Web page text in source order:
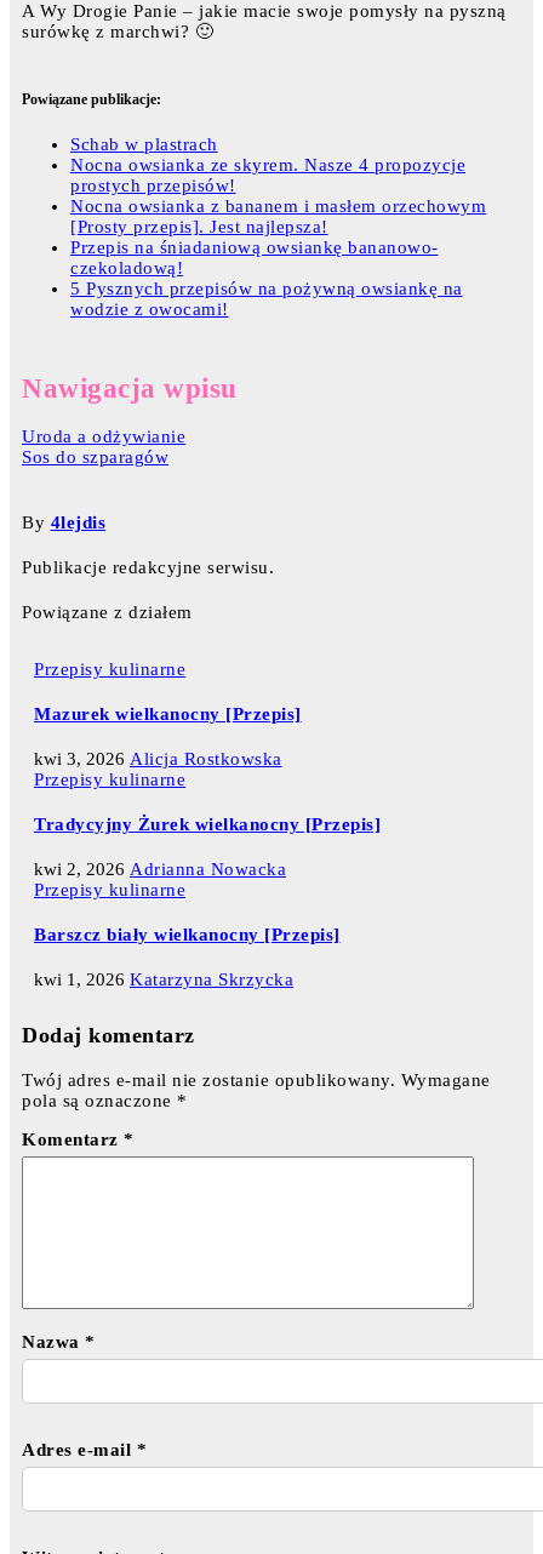
A Wy Drogie Panie – jakie macie swoje pomysły na pyszną
surówkę z marchwi? 🙂
Powiązane publikacje:
Schab w plastrach
Nocna owsianka ze skyrem. Nasze 4 propozycje
prostych przepisów!
Nocna owsianka z bananem i masłem orzechowym
[Prosty przepis]. Jest najlepsza!
Przepis na śniadaniową owsiankę bananowo-
czekoladową!
5 Pysznych przepisów na pożywną owsiankę na
wodzie z owocami!
Nawigacja wpisu
Uroda a odżywianie
Sos do szparagów
By 4lejdis
Publikacje redakcyjne serwisu.
Powiązane z działem
Przepisy kulinarne
Mazurek wielkanocny [Przepis]
kwi 3, 2026 Alicja Rostkowska
Przepisy kulinarne
Tradycyjny Żurek wielkanocny [Przepis]
kwi 2, 2026 Adrianna Nowacka
Przepisy kulinarne
Barszcz biały wielkanocny [Przepis]
kwi 1, 2026 Katarzyna Skrzycka
Dodaj komentarz
Twój adres e-mail nie zostanie opublikowany. Wymagane
pola są oznaczone *
Komentarz *
Nazwa *
Adres e-mail *